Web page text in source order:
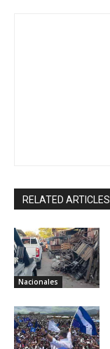
RELATED ARTICLES
Nacionales